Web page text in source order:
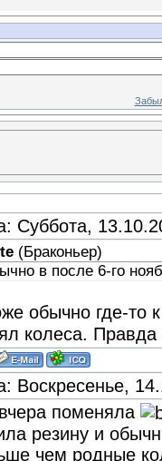
Суббота,
(Браконьер)
в после 6-го
обычно где-то
колеса. Правда
Воскресенье,
поменяла
резину и
чем родные